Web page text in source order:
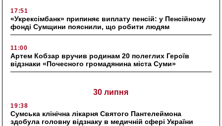
17:51
«Укрексімбанк» припиняє виплату пенсій: у Пенсійному
фонді Сумщини пояснили, що робити людям
11:00
Артем Кобзар вручив родинам 20 полеглих Героїв
відзнаки «Почесного громадянина міста Суми»
30 липня
19:38
Сумська клінічна лікарня Святого Пантелеймона
здобула головну відзнаку в медичній сфері України